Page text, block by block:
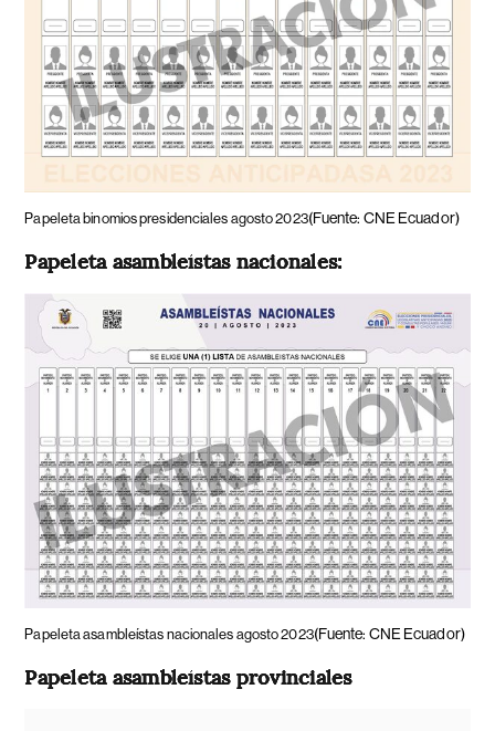
Papeleta binomios presidenciales agosto 2023(Fuente: CNE Ecuador)
Papeleta asambleístas nacionales:
Papeleta asambleístas nacionales agosto 2023(Fuente: CNE Ecuador)
Papeleta asambleístas provinciales